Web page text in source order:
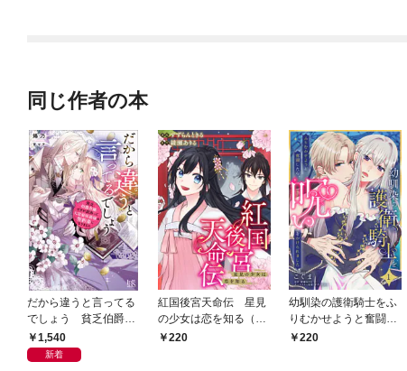
同じ作者の本
だから違うと言ってる
でしょう 貧乏伯爵令
嬢ですが訳あって大富
豪侯爵様の契約妻にな
1,540
新着
紅国後宮天命伝 星見
の少女は恋を知る（分
冊版）第１話
220
幼馴染の護衛騎士をふ
りむかせようと奮闘し
たら、呪いをかけられ
220